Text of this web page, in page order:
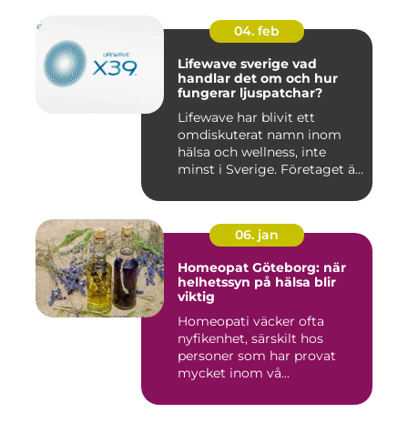
04. feb
Lifewave sverige vad
handlar det om och hur
fungerar ljuspatchar?
Lifewave har blivit ett
omdiskuterat namn inom
hälsa och wellness, inte
minst i Sverige. Företaget ä...
06. jan
Homeopat Göteborg: när
helhetssyn på hälsa blir
viktig
Homeopati väcker ofta
nyfikenhet, särskilt hos
personer som har provat
mycket inom vå...